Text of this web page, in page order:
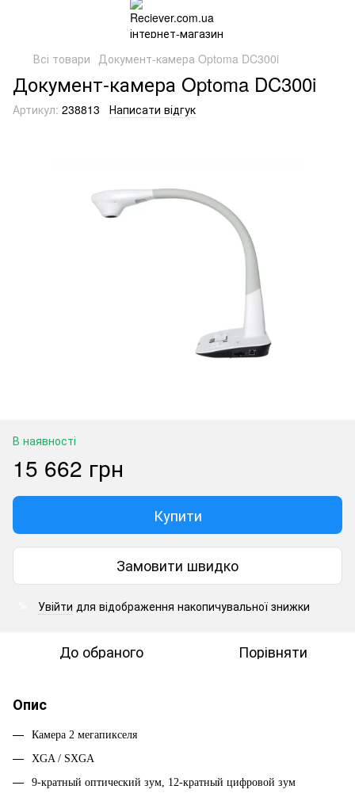
Всі товари Документ-камера Optoma DC300i
Документ-камера Optoma DC300i
Артикул: 238813 Написати відгук
В наявності
15 662 грн
Купити
Замовити швидко
Увійти для відображення накопичувальної знижки
До обраного Порівняти
Опис
Камера 2 мегапикселя
XGA / SXGA
9-кратный оптический зум, 12-кратный цифровой зум